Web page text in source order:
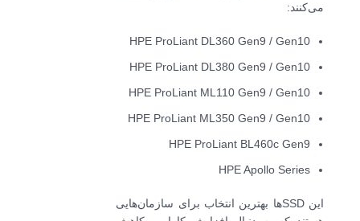
می‌کنند:
HPE ProLiant DL360 Gen9 / Gen10
HPE ProLiant DL380 Gen9 / Gen10
HPE ProLiant ML110 Gen9 / Gen10
HPE ProLiant ML350 Gen9 / Gen10
HPE ProLiant BL460c Gen9
HPE Apollo Series
این SSDها بهترین انتخاب برای سازمان‌هایی